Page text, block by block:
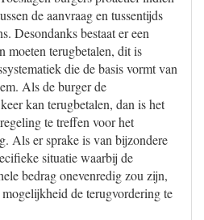
de aanvraag en tussentijds
Desondanks bestaat er een
moeten terugbetalen, dit is
die de basis vormt van
Als de burger de
kan terugbetalen, dan is het
te treffen voor het
Als er sprake is van bijzondere
situatie waarbij de
bedrag onevenredig zou zijn,
de terugvordering te